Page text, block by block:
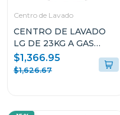
Centro de Lavado
CENTRO DE LAVADO
LG DE 23KG A GAS
COLOR NEGRO
WM23B/DF74B
$1,366.95
$1,626.67